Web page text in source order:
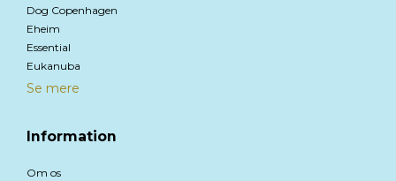
Dog Copenhagen
Eheim
Essential
Eukanuba
Se mere
Information
Om os